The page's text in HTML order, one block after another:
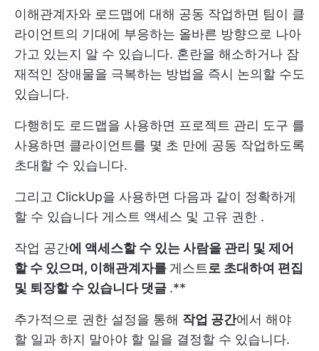
이해관계자와 로드맵에 대해 공동 작업하면 팀이 클
라이언트의 기대에 부응하는 올바른 방향으로 나아
가고 있는지 알 수 있습니다. 혼란을 해소하거나 잠
재적인 장애물을 극복하는 방법을 즉시 논의할 수도
있습니다.
다행히도 로드맵을 사용하면 프로젝트 관리 도구 를
사용하면 클라이언트를 몇 초 만에 공동 작업하도록
초대할 수 있습니다.
그리고 ClickUp을 사용하면 다음과 같이 정확하게
할 수 있습니다 게스트 액세스 및 고유 권한 .
작업 공간에 액세스할 수 있는 사람을 관리 및 제어
할 수 있으며, 이해관계자를 게스트로 초대하여 편집
및 퇴장할 수 있습니다댓글 .**
추가적으로 권한 설정을 통해 작업 공간에서 해야
할 일과 하지 말아야 할 일을 결정할 수 있습니다.